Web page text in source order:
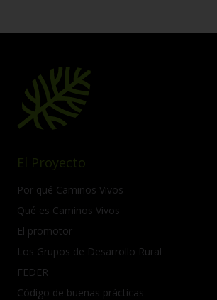
El Proyecto
Por qué Caminos Vivos
Qué es Caminos Vivos
El promotor
Los Grupos de Desarrollo Rural
FEDER
Código de buenas prácticas